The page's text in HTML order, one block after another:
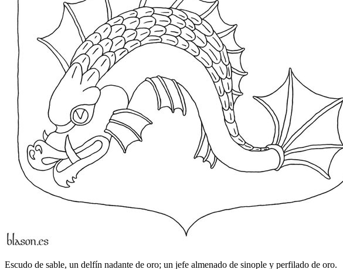
Escudo de sable, un delfín nadante de oro; un jefe almenado de sinople y perfilado de oro.